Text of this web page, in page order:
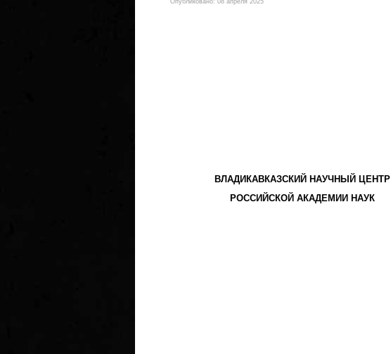
Опубликовано: 08 апреля 2025
ВЛАДИКАВКАЗСКИЙ НАУЧНЫЙ ЦЕНТР
РОССИЙСКОЙ АКАДЕМИИ НАУК